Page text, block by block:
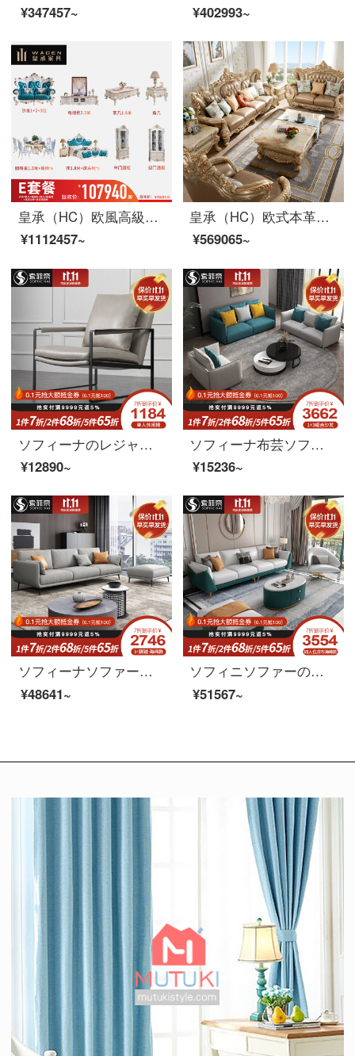
¥347457~
¥402993~
皇承（HC）欧風高級別荘型本革ソファリビングレストランの木造家具セット臻品別荘客間18セット【Eスイート】
¥1112457~
皇承（HC）欧式本革ソファ軽豪華別荘客間家具実木描金両面彫刻ソファセット【シングル位+ツイン位+4人位】
¥569065~
ソフィーナのレジャーチェアのシングルチェア北欧の近代的な寝室のリビングルームのソファチェアのシンプルなシングルのレジャーチェア
¥12890~
ソフィーナ布芸ソファー北欧シンプル現代客間家具小室タイプ123セット布ソファ3人分のソファーシングルルーム
¥15236~
ソフィーナソファーの科学技術布ソファー北欧の小型タイプの簡単な現代簡単なリビング布芸三人の四人のラテックスソファのシングル位+2.76メートルの4人のラテックスタイプ
¥48641~
ソフィニソファーの本革ソファは簡単に現代北欧イタリア式の軽い贅沢な本革ソファーの布芸ソファーの大きさの部屋型リビングルームの無料洗濯科学技術布ソファーの2+1+2+貴妃皮布ゴムのモデルです。
¥51567~